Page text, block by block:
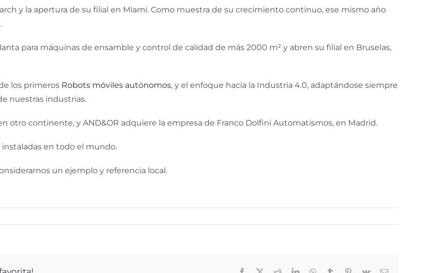
y la apertura de su filial en Miami. Como muestra de su crecimiento continuo, ese mismo año
para máquinas de ensamble y control de calidad de más 2000 m² y abren su filial en Bruselas,
los primeros Robots móviles autónomos, y el enfoque hacia la Industria 4.0, adaptándose siempre
nuestras industrias.
otro continente, y AND&OR adquiere la empresa de Franco Dolfini Automatismos, en Madrid.
en todo el mundo.
un ejemplo y referencia local.